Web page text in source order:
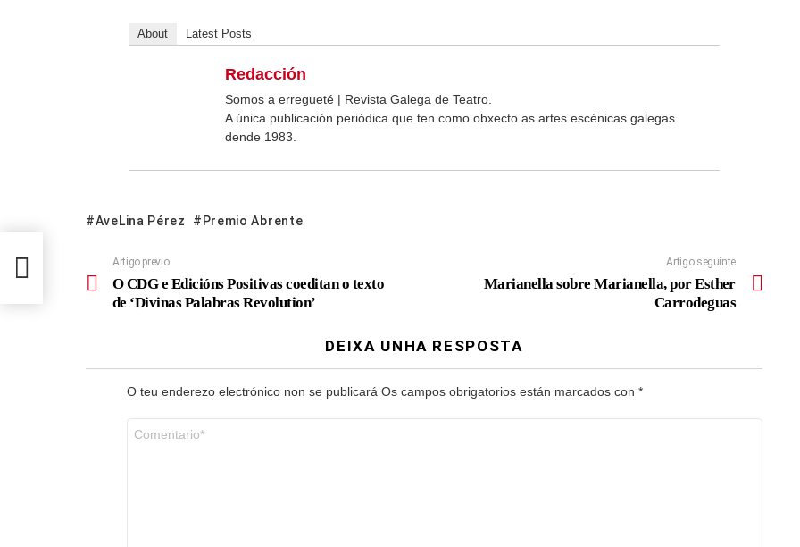
About Latest Posts
Redacción
Somos a erregueté | Revista Galega de Teatro.
A única publicación periódica que ten como obxecto as artes escénicas galegas
dende 1983.
AveLina Pérez Premio Abrente
Artigo previo
O CDG e Edicións Positivas coeditan o texto
de ‘Divinas Palabras Revolution’
Artigo seguinte
Marianella sobre Marianella, por Esther
Carrodeguas
DEIXA UNHA RESPOSTA
O teu enderezo electrónico non se publicará Os campos obrigatorios están marcados con *
de